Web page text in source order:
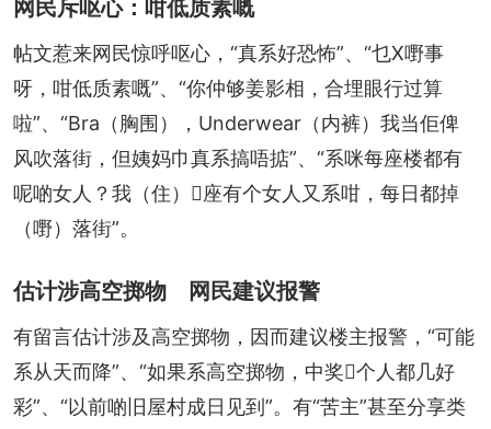
网民斥呕心：咁低质素嘅
帖文惹来网民惊呼呕心，“真系好恐怖”、“乜X嘢事
呀，咁低质素嘅”、“你仲够姜影相，合埋眼行过算
啦”、“Bra（胸围），Underwear（内裤）我当佢俾
风吹落街，但姨妈巾真系搞唔掂”、“系咪每座楼都有
呢啲女人？我（住）𠮶座有个女人又系咁，每日都掉
（嘢）落街”。
估计涉高空掷物 网民建议报警
有留言估计涉及高空掷物，因而建议楼主报警，“可能
系从天而降”、“如果系高空掷物，中奖𠮶个人都几好
彩”、“以前啲旧屋村成日见到”。有“苦主”甚至分享类